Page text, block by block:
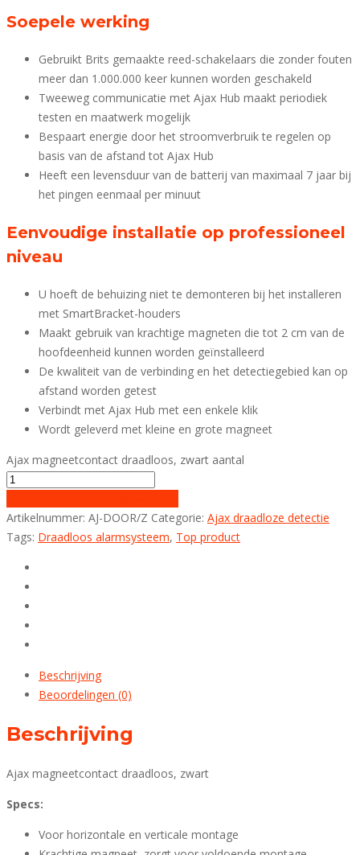
Soepele werking
Gebruikt Brits gemaakte reed-schakelaars die zonder fouten
meer dan 1.000.000 keer kunnen worden geschakeld
Tweeweg communicatie met Ajax Hub maakt periodiek
testen en maatwerk mogelijk
Bespaart energie door het stroomverbruik te regelen op
basis van de afstand tot Ajax Hub
Heeft een levensduur van de batterij van maximaal 7 jaar bij
het pingen eenmaal per minuut
Eenvoudige installatie op professioneel
niveau
U hoeft de behuizing niet te demonteren bij het installeren
met SmartBracket-houders
Maakt gebruik van krachtige magneten die tot 2 cm van de
hoofdeenheid kunnen worden geïnstalleerd
De kwaliteit van de verbinding en het detectiegebied kan op
afstand worden getest
Verbindt met Ajax Hub met een enkele klik
Wordt geleverd met kleine en grote magneet
Ajax magneetcontact draadloos, zwart aantal
Artikelnummer: AJ-DOOR/Z Categorie: Ajax draadloze detectie
Tags: Draadloos alarmsysteem, Top product
Beschrijving
Beoordelingen (0)
Beschrijving
Ajax magneetcontact draadloos, zwart
Specs:
Voor horizontale en verticale montage